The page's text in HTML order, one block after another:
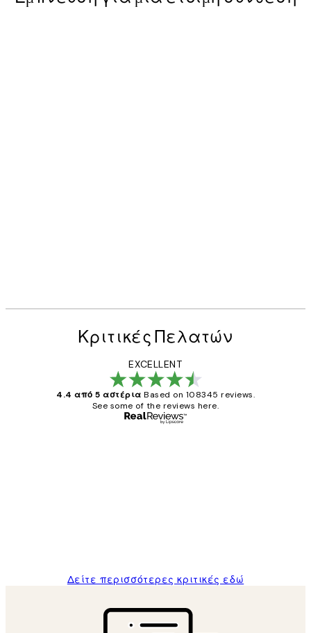
Κριτικές Πελατών
EXCELLENT
4.4 από 5 αστέρια Based on 108345 reviews.
See some of the reviews here.
Δείτε περισσότερες κριτικές εδώ